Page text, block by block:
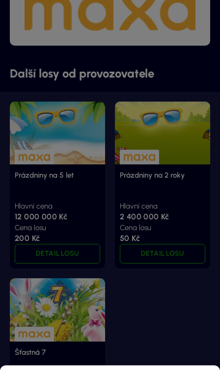
Další losy od provozovatele
Prázdniny na 5 let
Hlavní cena
12 000 000 Kč
Cena losu
200 Kč
DETAIL LOSU
Prázdniny na 2 roky
Hlavní cena
2 400 000 Kč
Cena losu
50 Kč
DETAIL LOSU
Šťastná 7